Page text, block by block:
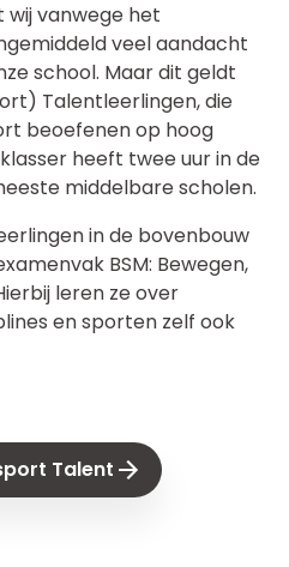
vanwege het
veel aandacht
school. Maar dit geldt
Talentleerlingen, die
beoefenen op hoog
heeft twee uur in de
middelbare scholen.
in de bovenbouw
BSM: Bewegen,
leren ze over
en sporten zelf ook
Talent